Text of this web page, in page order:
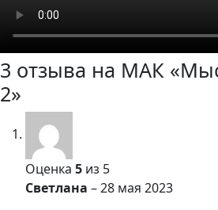
3 отзыва на МАК
2»
Оценка 5 из 5
Светлана –28 мая 2023